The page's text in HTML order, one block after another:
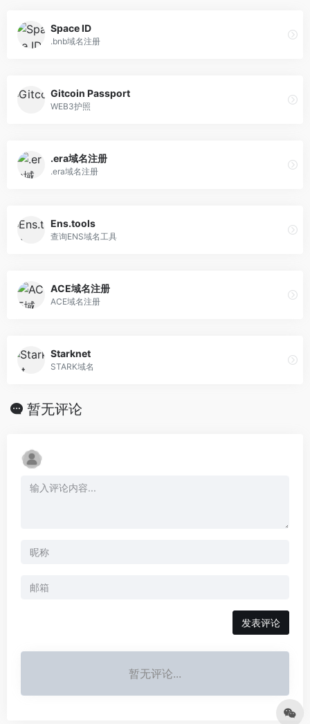
Space ID
.bnb域名注册
Gitcoin Passport
WEB3护照
.era域名注册
.era域名注册
Ens.tools
查询ENS域名工具
ACE域名注册
ACE域名注册
Starknet
STARK域名
暂无评论
发表评论
暂无评论...